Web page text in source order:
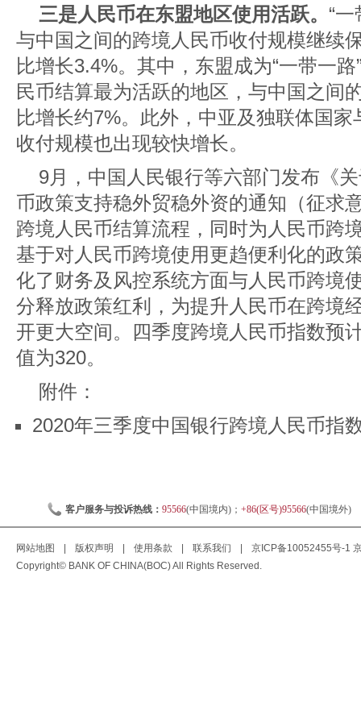
三是人民币在东盟地区使用活跃。 “
与中国之间的跨境人民币收付规模继续
比增长3.4%。其中，东盟成为“一带一
民币结算最为活跃的地区，与中国之间
比增长约7%。此外，中亚及独联体国
收付规模也出现较快增长。
9月，中国人民银行等六部门发布《
币政策支持稳外贸稳外资的通知（征求
跨境人民币结算流程，同时为人民币跨
基于对人民币跨境使用更趋便利化的政
化了财务及风控系统方面与人民币跨境
分释放政策红利，为提升人民币在跨境
开更大空间。四季度跨境人民币指数预
值为320。
附件：
2020年三季度中国银行跨境人民币指
客户服务与投诉热线： 95566(中国境内)； +86(区号)95566(中国境外)
网站地图 版权声明 使用条款 联系我们 京ICP备10052455号-1
Copyright© BANK OF CHINA(BOC) All Rights Reserved.